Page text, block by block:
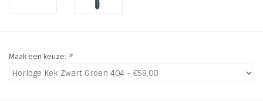
Maak een keuze: *